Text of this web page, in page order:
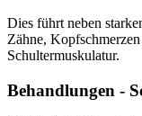
Dies führt neben
Zähne,
Schultermuskulatur.
Behandlungen -